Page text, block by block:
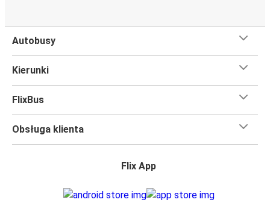
Autobusy
Kierunki
FlixBus
Obsługa klienta
Flix App